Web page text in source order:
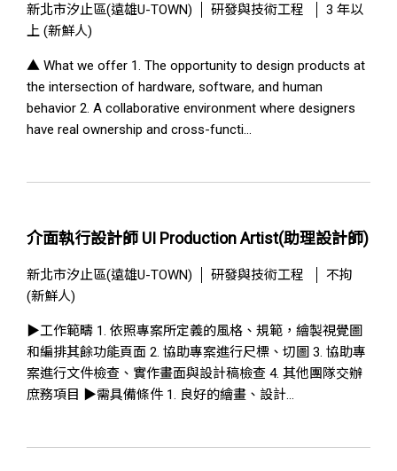
新北市汐止區(遠雄U-TOWN) 研發與技術工程
3 年以
上 (新鮮人)
▲ What we offer 1. The opportunity to design products at
the intersection of hardware, software, and human
behavior 2. A collaborative environment where designers
have real ownership and cross-functi...
介面執行設計師 UI Production Artist(助理設計師)
新北市汐止區(遠雄U-TOWN) 研發與技術工程
不拘
(新鮮人)
▶工作範疇 1. 依照專案所定義的風格、規範，繪製視覺圖
和編排其餘功能頁面 2. 協助專案進行尺標、切圖 3. 協助專
案進行文件檢查、實作畫面與設計稿檢查 4. 其他團隊交辦
庶務項目 ▶需具備條件 1. 良好的繪畫、設計...